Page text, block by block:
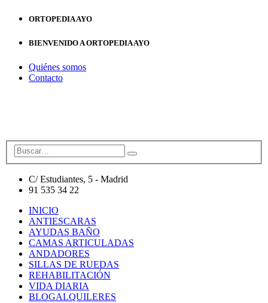
ORTOPEDIA AYO
BIENVENIDO A ORTOPEDIA AYO
Quiénes somos
Contacto
C/ Estudiantes, 5 - Madrid
91 535 34 22
INICIO
ANTIESCARAS
AYUDAS BAÑO
CAMAS ARTICULADAS
ANDADORES
SILLAS DE RUEDAS
REHABILITACIÓN
VIDA DIARIA
BLOGALQUILERES